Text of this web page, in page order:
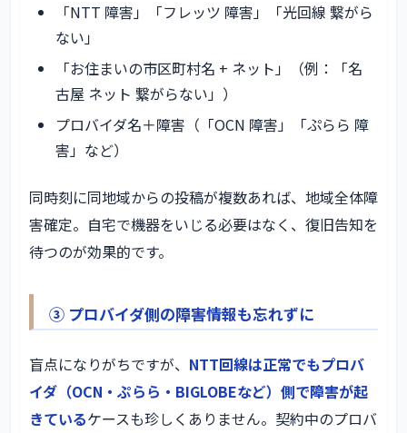
「NTT 障害」「フレッツ 障害」「光回線 繋がら
ない」
「お住まいの市区町村名 + ネット」（例：「名
古屋 ネット 繋がらない」）
プロバイダ名＋障害（「OCN 障害」「ぷらら 障
害」など）
同時刻に同地域からの投稿が複数あれば、地域全体障
害確定。自宅で機器をいじる必要はなく、復旧告知を
待つのが効果的です。
③ プロバイダ側の障害情報も忘れずに
盲点になりがちですが、 NTT回線は正常でもプロバ
イダ（OCN・ぷらら・BIGLOBEなど）側で障害が起
きているケースも珍しくありません。契約中のプロバ